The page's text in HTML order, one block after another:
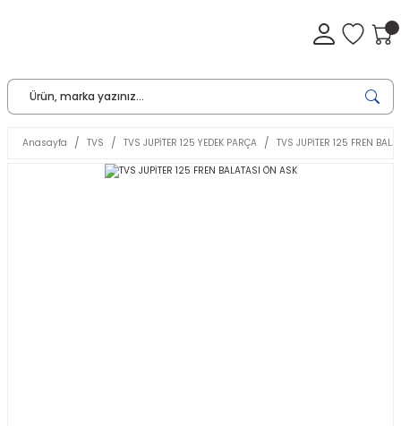
Anasayfa TVS TVS JUPİTER 125 YEDEK PARÇA TVS JUPİTER 125 FREN